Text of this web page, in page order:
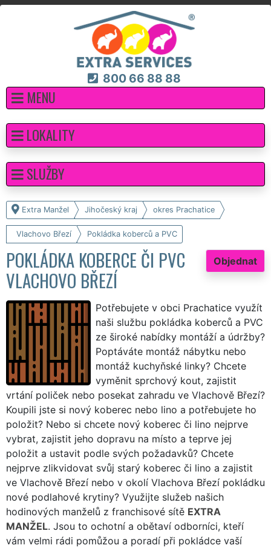
800 66 88 88
MENU
Extra Manžel Jihočeský kraj okres Prachatice
Vlachovo Březí Pokládka koberců a PVC
Objednat
POKLÁDKA KOBERCE ČI PVC
VLACHOVO BŘEZÍ
Potřebujete v obci Prachatice využít
naši službu pokládka koberců a PVC
ze široké nabídky montáží a údržby?
Poptáváte montáž nábytku nebo
montáž kuchyňské linky? Chcete
vyměnit sprchový kout, zajistit
vrtání poliček nebo posekat zahradu ve Vlachově Březí?
Koupili jste si nový koberec nebo lino a potřebujete ho
položit? Nebo si chcete nový koberec či lino nejprve
vybrat, zajistit jeho dopravu na místo a teprve jej
položit a ustavit podle svých požadavků? Chcete
nejprve zlikvidovat svůj starý koberec či lino a zajistit
ve Vlachově Březí nebo v okolí Vlachova Březí pokládku
nové podlahové krytiny? Využijte služeb našich
hodinových manželů z franchisové sítě EXTRA
MANŽEL. Jsou to ochotní a obětaví odborníci, kteří
vám velmi rádi pomůžou a poradí při pokládce vaší
LOKALITY
SLUŽBY